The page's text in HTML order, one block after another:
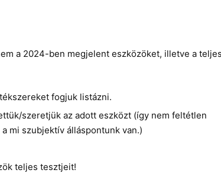
a 2024-ben megjelent eszközöket, illetve a teljes
fogjuk listázni.
szeretjük az adott eszközt (így nem feltétlen
mi szubjektív álláspontunk van.)
teljes tesztjeit!